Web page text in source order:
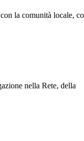
la comunità locale,
nella Rete, della